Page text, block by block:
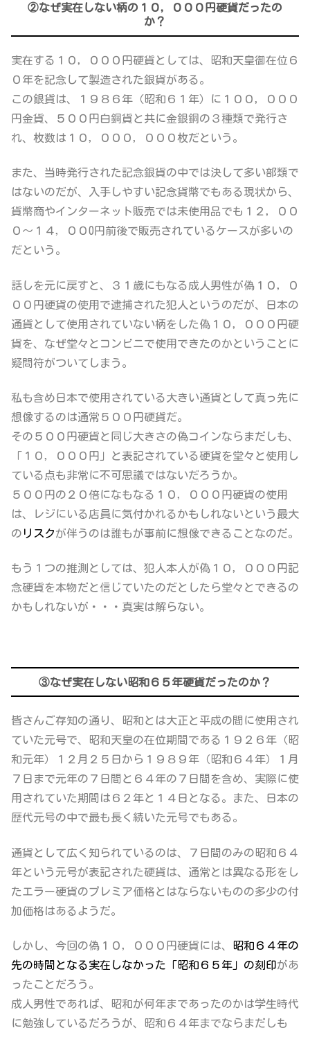
②なぜ実在しない柄の１０，０００円硬貨だったの
か？
実在する１０，０００円硬貨としては、昭和天皇御在位６
０年を記念して製造された銀貨がある。
この銀貨は、１９８６年（昭和６１年）に１００，０００
円金貨、５００円白銅貨と共に金銀銅の３種類で発行さ
れ、枚数は１０，０００，０００枚だという。
また、当時発行された記念銀貨の中では決して多い部類で
はないのだが、入手しやすい記念貨幣でもある現状から、
貨幣商やインターネット販売では未使用品でも１２，００
０～１４，００0円前後で販売されているケースが多いの
だという。
話しを元に戻すと、３１歳にもなる成人男性が偽１０，０
００円硬貨の使用で逮捕された犯人というのだが、
日本の
通貨として使用されていない柄をした偽１０，０００円硬
貨を、なぜ堂々とコンビニで使用できたのかということに
疑問符がついてしまう。
私も含め日本で使用されている大きい通貨として真っ先に
想像するのは通常５００円硬貨だ。
その５００円硬貨と同じ大きさの偽コインならまだしも、
「１０，０００円」と表記されている硬貨を堂々と使用し
ている 点も非常に不可思議ではないだろうか。
５００円の２０倍になもなる１０，０００円硬貨の使用
は、レジにいる店員に気付かれるかもしれないという最大
の リスクが伴うのは誰もが事前に想像できることなのだ。
もう１つの推測としては、犯人本人が偽１０，０００円記
念硬貨を本物だと信じていたのだとしたら堂々とできるの
かもしれないが・・・真実は解らない。
③なぜ実在しない昭和６５年硬貨だったのか？
皆さんご存知の通り、昭和とは大正と平成の間に使用され
ていた元号で、昭和天皇の在位期間である１９２６年（昭
和元年）１２月２５日から１９８９年（昭和６４年）１月
７日まで元年の７日間と６４年の７日間を含め、実際に使
用されていた期間は６２年と１４日となる。また、日本の
歴代元号の中で最も長く続いた元号でもある。
通貨として広く知られているのは、７日間のみの昭和６４
年という元号が表記された硬貨は、通常とは異なる形をし
たエラー硬貨のプレミア価格とはならないものの多少の付
加価格はあるようだ。
しかし、今回の偽１０，０００円硬貨には、 昭和６４年の
先の時間となる実在しなかった「昭和６５年」の刻印があ
ったことだろう。
成人男性であれば、昭和が何年まであったのかは学生時代
に勉強しているだろうが、昭和６４年までならまだしも